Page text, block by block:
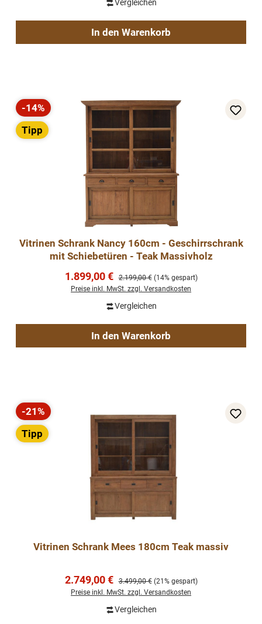
Vergleichen
In den Warenkorb
Rabatt
-14%
Tipp
Vitrinen Schrank Nancy 160cm - Geschirrschrank
mit Schiebetüren - Teak Massivholz
Verkaufspreis:
1.899,00 € Regulärer Preis:
2.199,00 € (14% gespart)
Preise inkl. MwSt. zzgl. Versandkosten
Vergleichen
In den Warenkorb
Rabatt
-21%
Tipp
Vitrinen Schrank Mees 180cm Teak massiv
Verkaufspreis:
2.749,00 € Regulärer Preis:
3.499,00 € (21% gespart)
Preise inkl. MwSt. zzgl. Versandkosten
Vergleichen